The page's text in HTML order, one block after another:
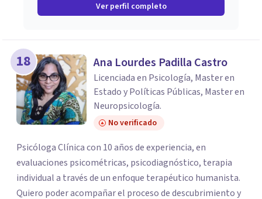
Ver perfil completo
18 Ana Lourdes Padilla Castro
Licenciada en Psicología, Master en
Estado y Políticas Públicas, Master en
Neuropsicología.
No verificado
Psicóloga Clínica con 10 años de experiencia, en
evaluaciones psicométricas, psicodiagnóstico, terapia
individual a través de un enfoque terapéutico humanista.
Quiero poder acompañar el proceso de descubrimiento y